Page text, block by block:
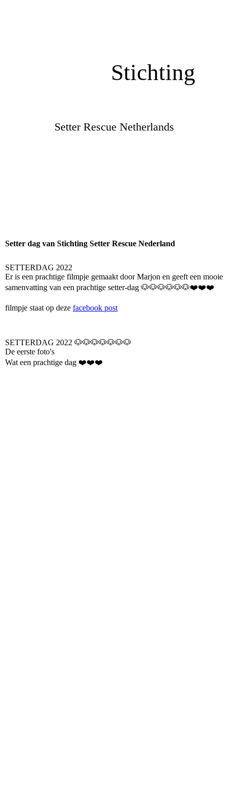
Stichting
Setter Rescue Netherlands
Setter dag van Stichting Setter Rescue Nederland
SETTERDAG 2022
Er is een prachtige filmpje gemaakt door Marjon en geeft een mooie
samenvatting van een prachtige setter-dag 🐶🐶🐶🐶🐶🐶❤️❤️❤️
filmpje staat op deze facebook post
SETTERDAG 2022 🐶🐶🐶🐶🐶🐶🐶
De eerste foto's
Wat een prachtige dag ❤️❤️❤️